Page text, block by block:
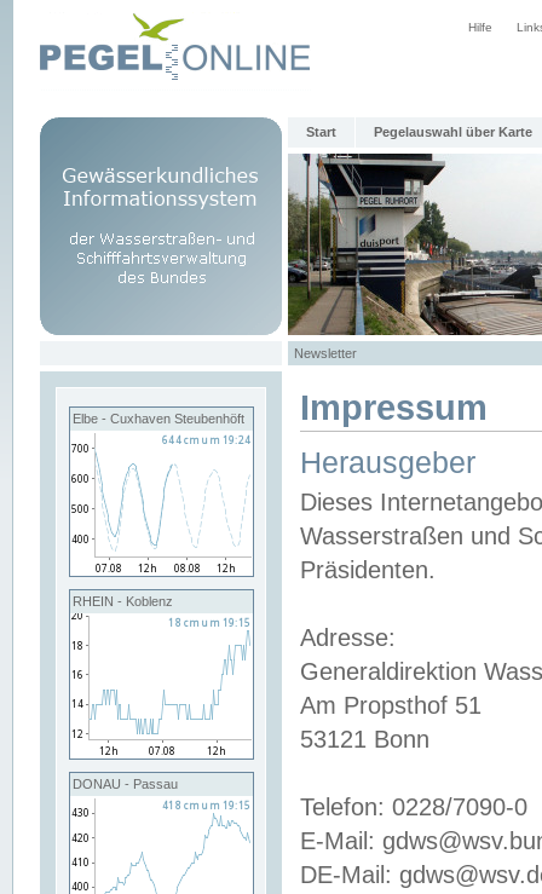
Hilfe
Start Pegelauswahl über Karte
Newsletter
Elbe - Cuxhaven Steubenhöft
RHEIN - Koblenz
DONAU - Passau
Impressum
Herausgeber
Dieses
Wasserstraßen und
Präsidenten.
Adresse:
Generaldirektion
Am Propsthof 51
53121 Bonn
Telefon: 0228/7090-0
E-Mail:
DE-Mail: